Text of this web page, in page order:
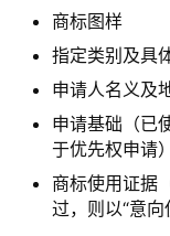
商标图样
指定类别及具
申请人名义及
申请基础（已
于优先权申请）
商标使用证据
过，则以“意向